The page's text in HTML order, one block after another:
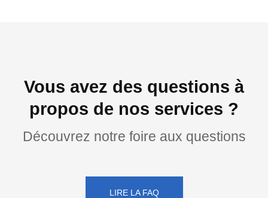
Vous avez des questions à
propos de nos services ?
Découvrez notre foire aux questions
LIRE LA FAQ